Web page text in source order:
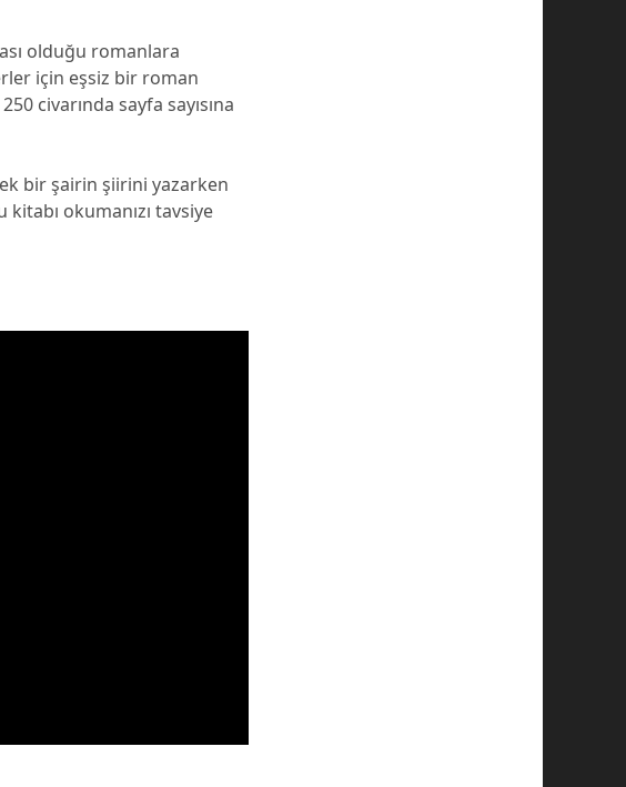
olduğu romanlara
için eşsiz bir roman
civarında sayfa sayısına
bir şairin şiirini yazarken
kitabı okumanızı tavsiye